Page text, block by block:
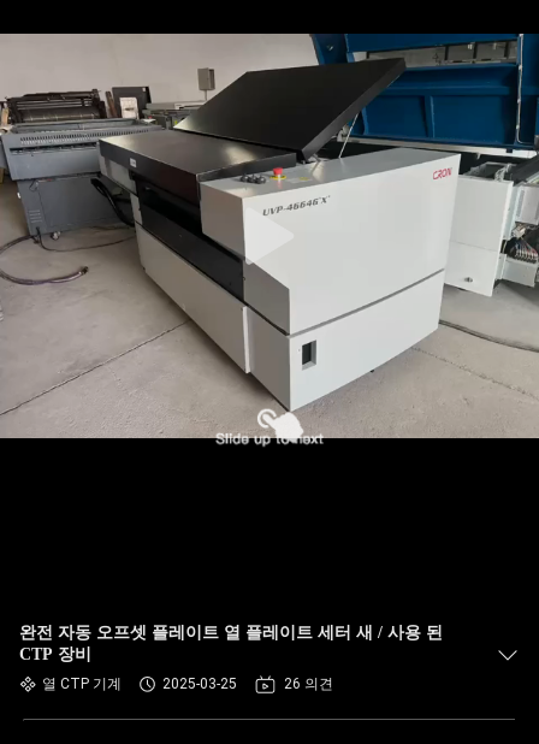
완전 자동 오프셋 플레이트 열 플레이트 세터 새 / 사용 된
CTP 장비
열 CTP 기계 2025-03-25 26 의견